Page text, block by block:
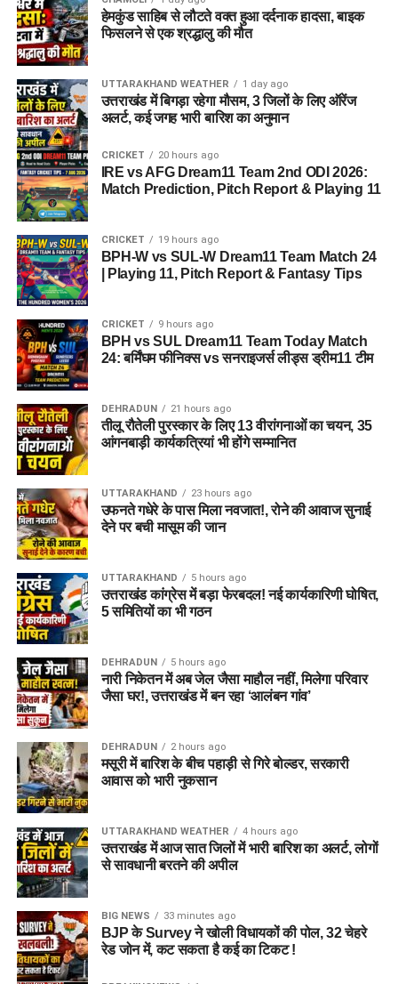
हेमकुंड साहिब से लौटते वक्त हुआ दर्दनाक हादसा, बाइक
फिसलने से एक श्रद्धालु की मौत
UTTARAKHAND WEATHER 1 day ago
उत्तराखंड में बिगड़ा रहेगा मौसम, 3 जिलों के लिए ऑरेंज
अलर्ट, कई जगह भारी बारिश का अनुमान
CRICKET 20 hours ago
IRE vs AFG Dream11 Team 2nd ODI 2026:
Match Prediction, Pitch Report & Playing 11
CRICKET 19 hours ago
BPH-W vs SUL-W Dream11 Team Match 24
| Playing 11, Pitch Report & Fantasy Tips
CRICKET 9 hours ago
BPH vs SUL Dream11 Team Today Match
24: बर्मिंघम फीनिक्स vs सनराइजर्स लीड्स ड्रीम11 टीम
DEHRADUN 21 hours ago
तीलू रौतेली पुरस्कार के लिए 13 वीरांगनाओं का चयन, 35
आंगनबाड़ी कार्यकत्रियां भी होंगे सम्मानित
UTTARAKHAND 23 hours ago
उफनते गधेरे के पास मिला नवजात!, रोने की आवाज सुनाई
देने पर बची मासूम की जान
UTTARAKHAND 5 hours ago
उत्तराखंड कांग्रेस में बड़ा फेरबदल! नई कार्यकारिणी घोषित,
5 समितियों का भी गठन
DEHRADUN 5 hours ago
नारी निकेतन में अब जेल जैसा माहौल नहीं, मिलेगा परिवार
जैसा घर!, उत्तराखंड में बन रहा ‘आलंबन गांव’
DEHRADUN 2 hours ago
मसूरी में बारिश के बीच पहाड़ी से गिरे बोल्डर, सरकारी
आवास को भारी नुकसान
UTTARAKHAND WEATHER 4 hours ago
उत्तराखंड में आज सात जिलों में भारी बारिश का अलर्ट, लोगों
से सावधानी बरतने की अपील
BIG NEWS 33 minutes ago
BJP के Survey ने खोली विधायकों की पोल, 32 चेहरे
रेड जोन में, कट सकता है कई का टिकट !